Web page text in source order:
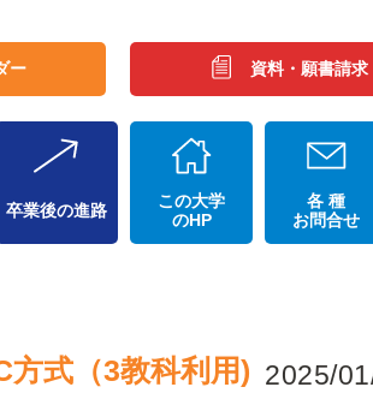
ー 資料・願書請求
卒業後の進路
この大学
のHP
各 種
お問合せ
方式（3教科利用) 2025/